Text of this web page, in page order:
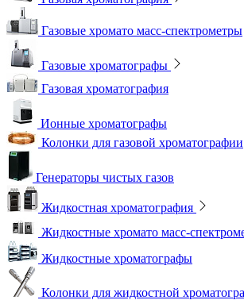
Газовые хромато масс-спектрометры
Газовые хроматографы
Газовая хроматография
Ионные хроматографы
Колонки для газовой хроматографии
Генераторы чистых газов
Жидкостная хроматография
Жидкостные хромато масс-
Жидкостные хроматографы
Колонки для жидкостной